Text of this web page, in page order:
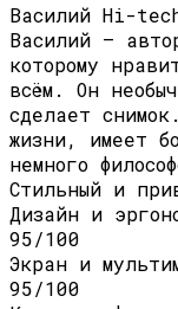
Василий Hi-
Василий —
которому
всём. Он
сделает
жизни, имеет
немного
Стильный и
Дизайн и
95/100
Экран и
95/100